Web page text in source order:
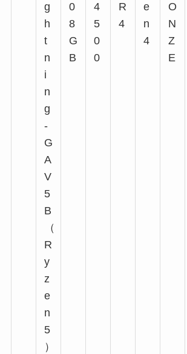
g
h
t
n
i
n
g
-
G
A
V
5
B
（
R
y
z
e
n
5
）
0
8
G
B
4
5
0
0
R
4
e
n
4
O
N
Z
E